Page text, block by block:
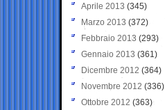
Aprile 2013 (345)
Marzo 2013 (372)
Febbraio 2013 (293)
Gennaio 2013 (361)
Dicembre 2012 (364)
Novembre 2012 (336)
Ottobre 2012 (363)